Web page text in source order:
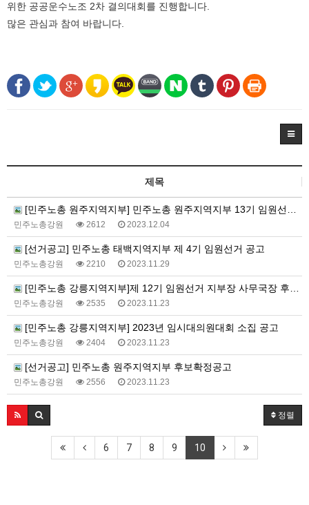
위한 공공운수노조 2차 결의대회를 진행합니다.
많은 관심과 참여 바랍니다.
제목
[민주노총 원주지역지부] 민주노총 원주지역지부 13기 임원선거 당선자 결정공고
민주노총강원 2612 2023.12.04
[선거공고] 민주노총 태백지역지부 제 4기 임원선거 공고
민주노총강원 2210 2023.11.29
[민주노총 강릉지역지부]제 12기 임원선거 지부장 사무국장 후보 등록 확정 공고
민주노총강원 2535 2023.11.23
[민주노총 강릉지역지부] 2023년 임시대의원대회 소집 공고
민주노총강원 2404 2023.11.23
[선거공고] 민주노총 원주지역지부 후보확정공고
민주노총강원 2556 2023.11.23
정렬
6 7 8 9 10